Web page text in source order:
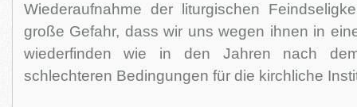
Wiederaufnahme der liturgischen
große Gefahr, dass wir uns wegen ihnen in
wiederfinden wie in den Jahren nach
schlechteren Bedingungen für die kirchliche